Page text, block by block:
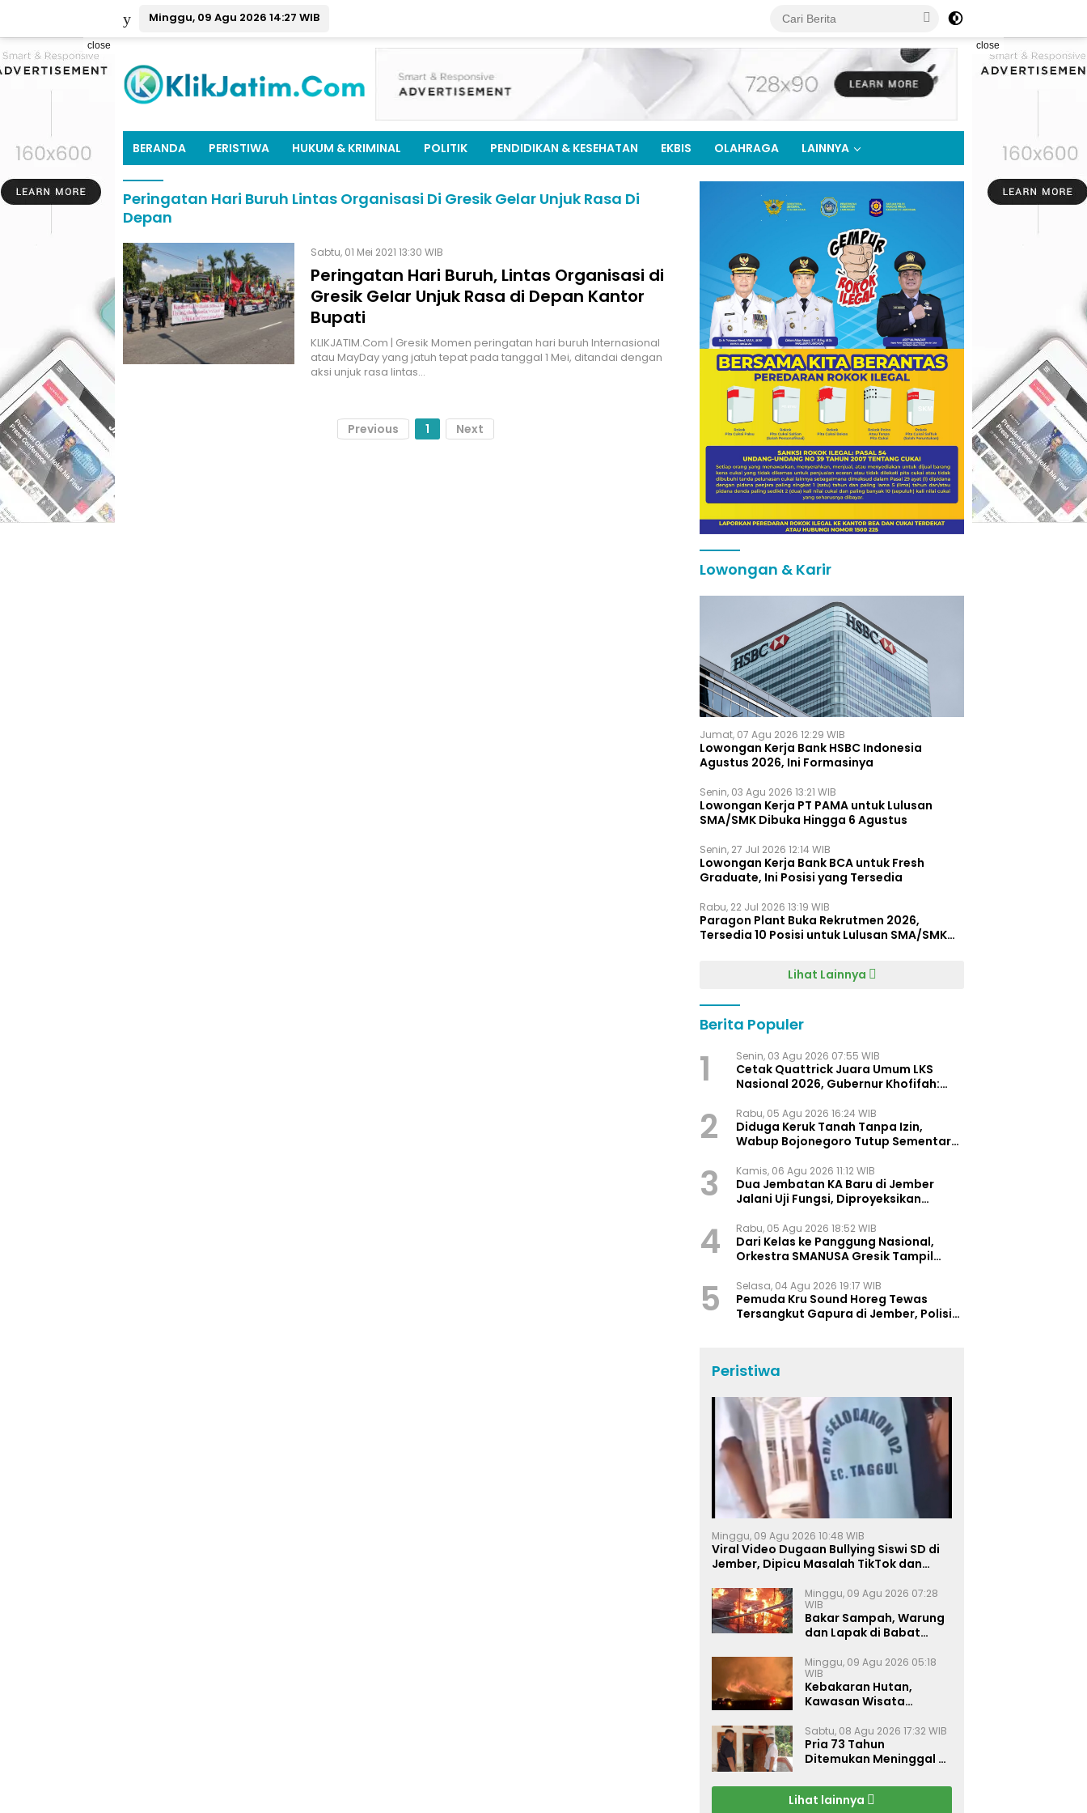
Minggu, 09 Agu 2026 14:27 WIB
close close
BERANDA PERISTIWA HUKUM & KRIMINAL POLITIK PENDIDIKAN & KESEHATAN EKBIS OLAHRAGA LAINNYA
Peringatan Hari Buruh Lintas Organisasi Di Gresik Gelar Unjuk Rasa Di
Depan
Sabtu, 01 Mei 2021 13:30 WIB
Peringatan Hari Buruh, Lintas Organisasi di
Gresik Gelar Unjuk Rasa di Depan Kantor
Bupati
KLIKJATIM.Com | Gresik Momen peringatan hari buruh Internasional
atau MayDay yang jatuh tepat pada tanggal 1 Mei, ditandai dengan
aksi unjuk rasa lintas…
Previous 1 Next
Lowongan & Karir
Jumat, 07 Agu 2026 12:29 WIB
Lowongan Kerja Bank HSBC Indonesia
Agustus 2026, Ini Formasinya
Senin, 03 Agu 2026 13:21 WIB
Lowongan Kerja PT PAMA untuk Lulusan
SMA/SMK Dibuka Hingga 6 Agustus
Senin, 27 Jul 2026 12:14 WIB
Lowongan Kerja Bank BCA untuk Fresh
Graduate, Ini Posisi yang Tersedia
Rabu, 22 Jul 2026 13:19 WIB
Paragon Plant Buka Rekrutmen 2026,
Tersedia 10 Posisi untuk Lulusan SMA/SMK
Lihat Lainnya
Berita Populer
1 Senin, 03 Agu 2026 07:55 WIB
Cetak Quattrick Juara Umum LKS
Nasional 2026, Gubernur Khofifah:
Indonesia
2 Rabu, 05 Agu 2026 16:24 WIB
Diduga Keruk Tanah Tanpa Izin,
Wabup Bojonegoro Tutup Sementara
3 Kamis, 06 Agu 2026 11:12 WIB
Dua Jembatan KA Baru di Jember
Jalani Uji Fungsi, Diproyeksikan
4 Rabu, 05 Agu 2026 18:52 WIB
Dari Kelas ke Panggung Nasional,
Orkestra SMANUSA Gresik Tampil
2026
5 Selasa, 04 Agu 2026 19:17 WIB
Pemuda Kru Sound Horeg Tewas
Tersangkut Gapura di Jember, Polisi
Peristiwa
Minggu, 09 Agu 2026 10:48 WIB
Viral Video Dugaan Bullying Siswi SD di
Jember, Dipicu Masalah TikTok dan
Minggu, 09 Agu 2026 07:28
WIB
Bakar Sampah, Warung
dan Lapak di Babat
Api
Minggu, 09 Agu 2026 05:18
WIB
Kebakaran Hutan,
Kawasan Wisata
Total
Sabtu, 08 Agu 2026 17:32 WIB
Pria 73 Tahun
Ditemukan Meninggal di
Sumenep
Lihat lainnya